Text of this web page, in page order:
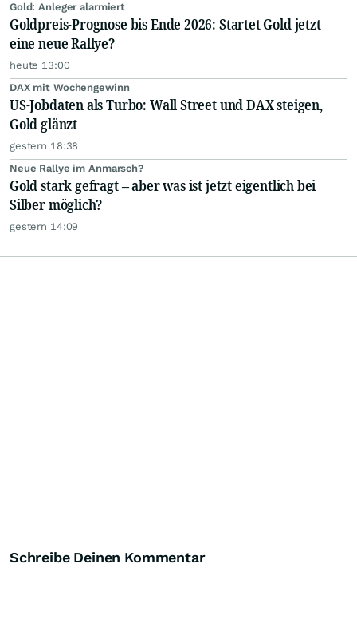
Gold: Anleger alarmiert
Goldpreis-Prognose bis Ende 2026: Startet Gold jetzt
eine neue Rallye?
heute 13:00
DAX mit Wochengewinn
US-Jobdaten als Turbo: Wall Street und DAX steigen,
Gold glänzt
gestern 18:38
Neue Rallye im Anmarsch?
Gold stark gefragt – aber was ist jetzt eigentlich bei
Silber möglich?
gestern 14:09
Schreibe Deinen Kommentar